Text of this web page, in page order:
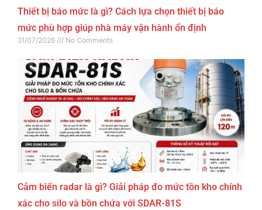
Thiết bị báo mức là gì? Cách lựa chọn thiết bị báo
mức phù hợp giúp nhà máy vận hành ổn định
31/07/2026 No Comments
Cảm biến radar là gì? Giải pháp đo mức tồn kho chính
xác cho silo và bồn chứa với SDAR-81S